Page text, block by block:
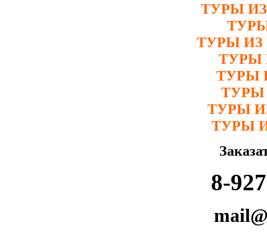
ТУРЫ
ТУРЫ ИЗ
ТУРЫ
ТУРЫ
ТУРЫ
ТУРЫ
ТУРЫ
8-